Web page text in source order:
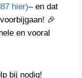
hier)– en dat
🎉
en vooral
bij nodig!